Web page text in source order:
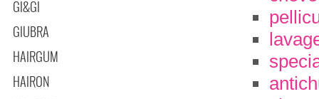
GI&GI
GIUBRA
HAIRGUM
HAIRON